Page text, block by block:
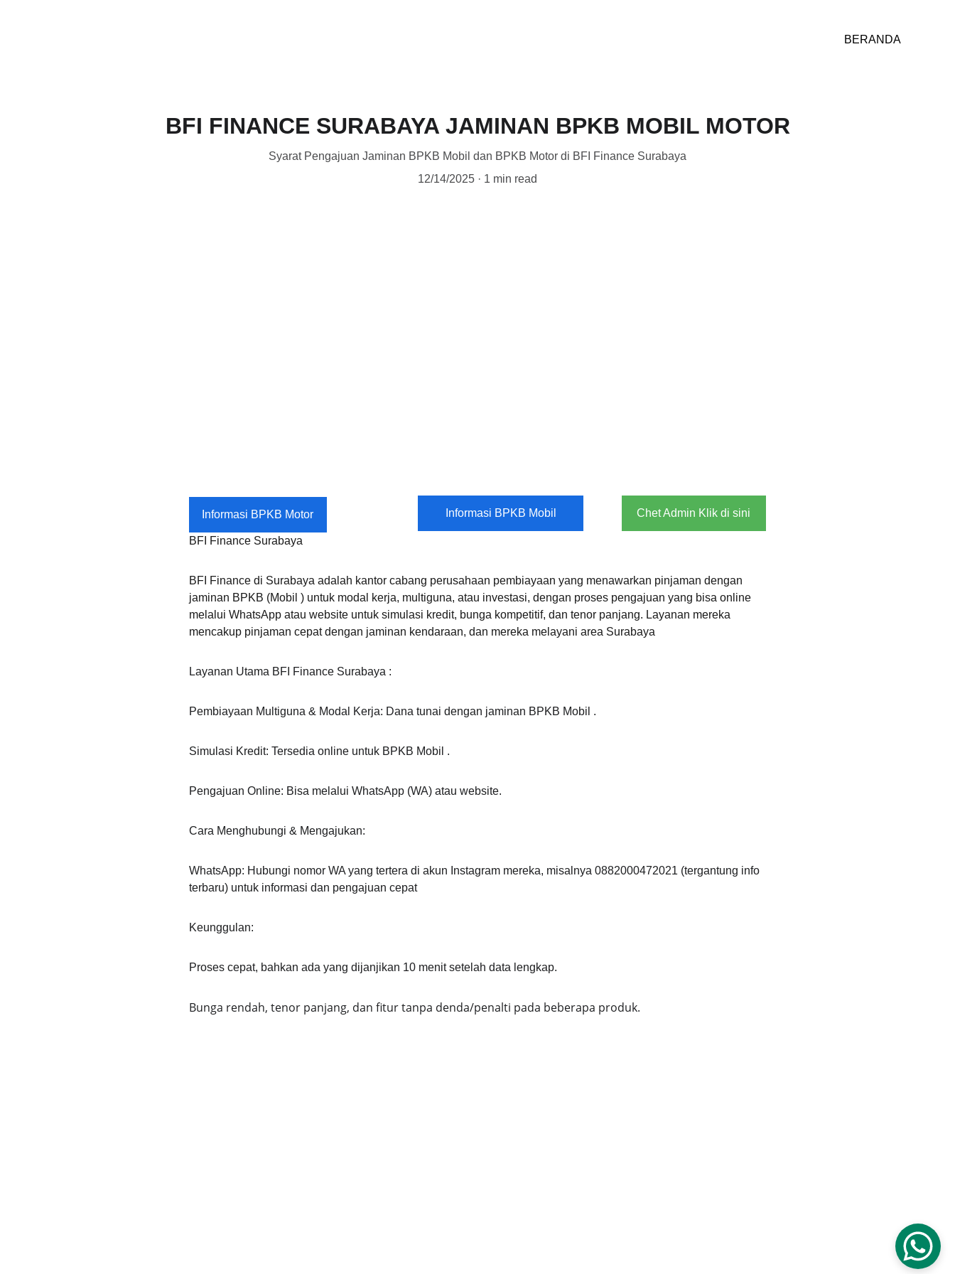
BERANDA
BFI FINANCE SURABAYA JAMINAN BPKB MOBIL MOTOR
Syarat Pengajuan Jaminan BPKB Mobil dan BPKB Motor di BFI Finance Surabaya
12/14/2025
1 min read
BFI Finance Surabaya
BFI Finance di Surabaya adalah kantor cabang perusahaan pembiayaan yang menawarkan pinjaman dengan
jaminan BPKB (Mobil ) untuk modal kerja, multiguna, atau investasi, dengan proses pengajuan yang bisa online
melalui WhatsApp atau website untuk simulasi kredit, bunga kompetitif, dan tenor panjang. Layanan mereka
mencakup pinjaman cepat dengan jaminan kendaraan, dan mereka melayani area Surabaya
Layanan Utama BFI Finance Surabaya :
Pembiayaan Multiguna & Modal Kerja: Dana tunai dengan jaminan BPKB Mobil .
Simulasi Kredit: Tersedia online untuk BPKB Mobil .
Pengajuan Online: Bisa melalui WhatsApp (WA) atau website.
Cara Menghubungi & Mengajukan:
WhatsApp: Hubungi nomor WA yang tertera di akun Instagram mereka, misalnya 0882000472021 (tergantung info
terbaru) untuk informasi dan pengajuan cepat
Keunggulan:
Proses cepat, bahkan ada yang dijanjikan 10 menit setelah data lengkap.
Bunga rendah, tenor panjang, dan fitur tanpa denda/penalti pada beberapa produk.
Informasi BPKB Motor Informasi BPKB Mobil Chet Admin Klik di sini